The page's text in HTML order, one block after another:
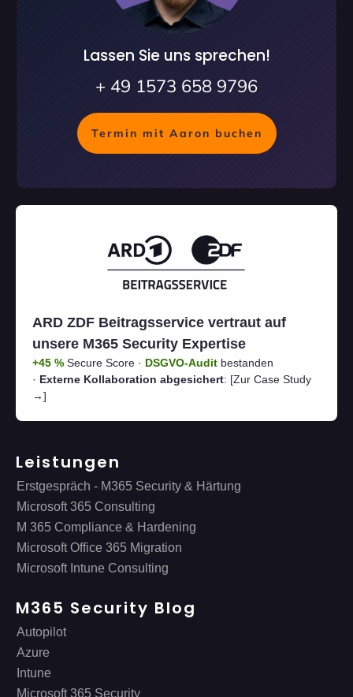
Lassen Sie uns sprechen!
+ 49 1573 658 9796
Termin mit Aaron buchen
ARD ZDF Beitragsservice vertraut auf
unsere M365 Security Expertise
+45 % Secure Score · DSGVO-Audit bestanden
· Externe Kollaboration abgesichert: [Zur Case Study
→]
Leistungen
Erstgespräch - M365 Security & Härtung
Microsoft 365 Consulting
M 365 Compliance & Hardening
Microsoft Office 365 Migration
Microsoft Intune Consulting
M365 Security Blog
Autopilot
Azure
Intune
Microsoft 365 Security